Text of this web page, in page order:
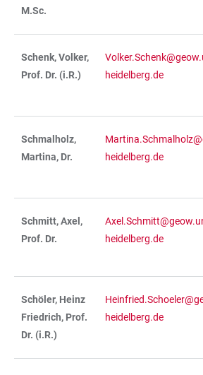
M.Sc.
Schenk, Volker,
Prof. Dr. (i.R.)
heidelberg.de
Schmalholz,
Martina, Dr.
heidelberg.de
Schmitt, Axel,
Prof. Dr.
heidelberg.de
Schöler, Heinz
Friedrich, Prof.
Dr. (i.R.)
heidelberg.de